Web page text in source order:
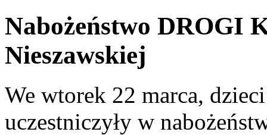
Nabożeństwo DROGI
Nieszawskiej
We wtorek 22 marca,
uczestniczyły w